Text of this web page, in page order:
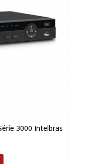
3000 Intelbras